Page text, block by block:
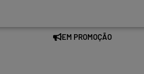
EM PROMOÇÃO